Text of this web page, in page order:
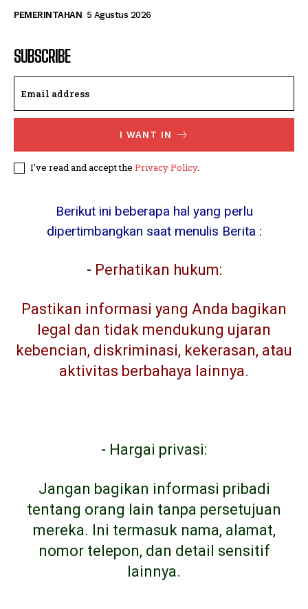
PEMERINTAHAN 5 Agustus 2026
SUBSCRIBE
I WANT IN
I've read and accept the Privacy Policy.
Berikut ini beberapa hal yang perlu
dipertimbangkan saat menulis Berita :
- Perhatikan hukum:
Pastikan informasi yang Anda bagikan
legal dan tidak mendukung ujaran
kebencian, diskriminasi, kekerasan, atau
aktivitas berbahaya lainnya.
- Hargai privasi:
Jangan bagikan informasi pribadi
tentang orang lain tanpa persetujuan
mereka. Ini termasuk nama, alamat,
nomor telepon, dan detail sensitif
lainnya.